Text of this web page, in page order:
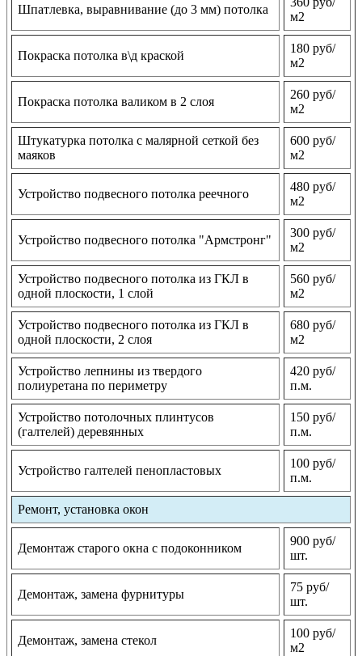
Шпатлевка, выравнивание (до 3 мм) потолка
м2
Покраска потолка в\д краской
180 руб/
м2
Покраска потолка валиком в 2 слоя
260 руб/
м2
Штукатурка потолка с малярной сеткой без
маяков
600 руб/
м2
Устройство подвесного потолка реечного
480 руб/
м2
Устройство подвесного потолка "Армстронг"
300 руб/
м2
Устройство подвесного потолка из ГКЛ в
одной плоскости, 1 слой
560 руб/
м2
Устройство подвесного потолка из ГКЛ в
одной плоскости, 2 слоя
680 руб/
м2
Устройство лепнины из твердого
полиуретана по периметру
420 руб/
п.м.
Устройство потолочных плинтусов
(галтелей) деревянных
150 руб/
п.м.
Устройство галтелей пенопластовых
100 руб/
п.м.
Ремонт, установка окон
Демонтаж старого окна с подоконником
900 руб/
шт.
Демонтаж, замена фурнитуры
75 руб/
шт.
Демонтаж, замена стекол
100 руб/
м2